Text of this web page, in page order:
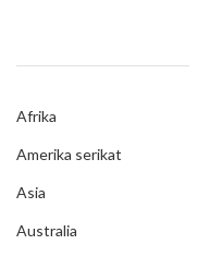
Afrika
Amerika serikat
Asia
Australia